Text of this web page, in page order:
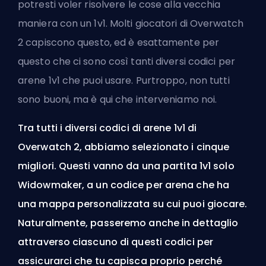
potresti voler risolvere le cose alla vecchia
maniera con un 1v1. Molti giocatori di Overwatch
2 capiscono questo, ed è esattamente per
questo che ci sono così tanti diversi codici per
arene 1v1 che puoi usare. Purtroppo, non tutti
sono buoni, ma è qui che interveniamo noi.
Tra tutti i diversi codici di arene 1v1 di
Overwatch 2, abbiamo selezionato i cinque
migliori. Questi vanno da una partita 1v1 solo
Widowmaker, a un codice per arena che ha
una mappa personalizzata su cui puoi giocare.
Naturalmente, passeremo anche in dettaglio
attraverso ciascuno di questi codici per
assicurarci che tu capisca proprio perché